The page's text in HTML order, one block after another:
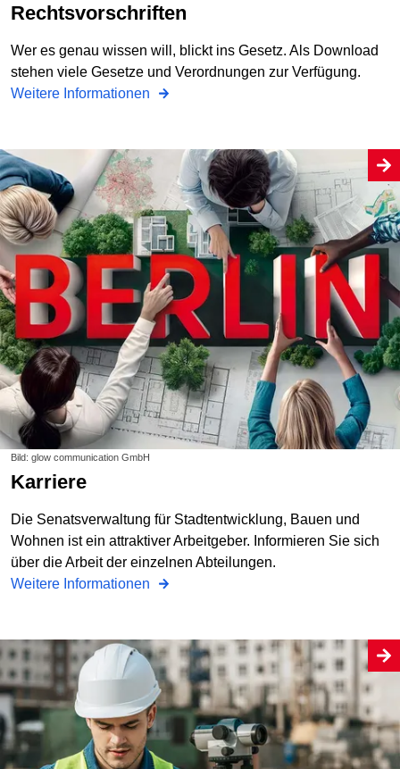
Rechtsvorschriften
Wer es genau wissen will, blickt ins Gesetz. Als Download
stehen viele Gesetze und Verordnungen zur Verfügung.
Weitere Informationen
Bild: glow communication GmbH
Karriere
Die Senatsverwaltung für Stadtentwicklung, Bauen und
Wohnen ist ein attraktiver Arbeitgeber. Informieren Sie sich
über die Arbeit der einzelnen Abteilungen.
Weitere Informationen